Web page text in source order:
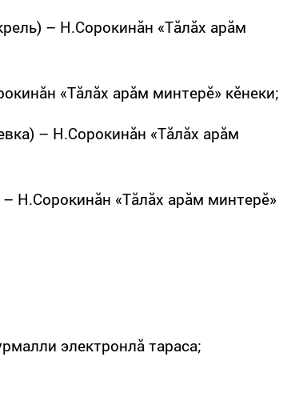
– Н.Сорокинăн «Тăлăх арăм
«Тăлăх арăм минтерӗ» кӗнеки;
– Н.Сорокинăн «Тăлăх арăм
Н.Сорокинăн «Тăлăх арăм минтерӗ»
электронлă тараса;